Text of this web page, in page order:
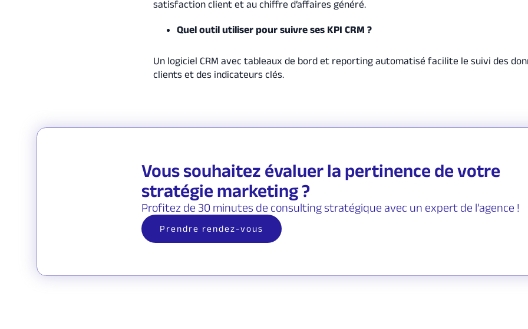
satisfaction client et au chiffre d’affaires généré.
Quel outil utiliser pour suivre ses KPI CRM ?
Un logiciel CRM avec tableaux de bord et reporting automatisé facilite le suivi des
clients et des indicateurs clés.
Vous souhaitez évaluer la pertinence de votre
stratégie marketing ?
Profitez de 30 minutes de consulting stratégique avec un expert de l’agence !
Prendre rendez-vous